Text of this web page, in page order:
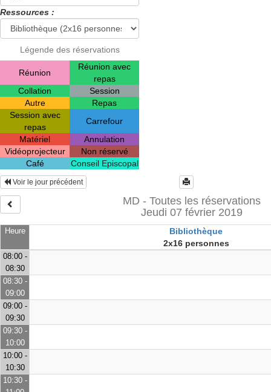
Ressources :
Légende des réservations
Réunion
Réunion avec
repas
Collation
Session
Autre
Repas
Session avec
repas
Carrefour
Matériel
Annulation
Vidéoprojecteur
Non réservé
Café
Conseil Episcopal
Heure
Bibliothèque
2x16 personnes
Voir le jour précédent
MD - Toutes les réservations
Jeudi 07 février 2019
08:00 -
08:30
08:30 -
09:00
09:00 -
09:30
09:30 -
10:00
10:00 -
10:30
10:30 -